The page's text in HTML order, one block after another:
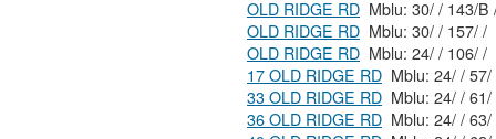
OLD RIDGE RD
Mblu: 30/ / 143/
OLD RIDGE RD
Mblu: 30/ / 157/ /
OLD RIDGE RD
Mblu: 24/ / 106/ /
17 OLD RIDGE RD
33 OLD RIDGE RD
36 OLD RIDGE RD